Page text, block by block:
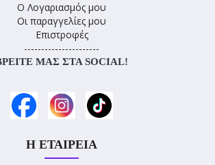
Ο Λογαριασμός μου
Οι παραγγελίες μου
Επιστροφές
----------------------
ΜΑΣ ΣΤΑ SOCIAL!
Η ΕΤΑΙΡΕΊΑ